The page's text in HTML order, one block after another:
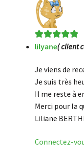
Note5sur 5
lilyane( client
Je viens de
Je suis très
Il me reste à
Merci pour la
Liliane
Connectez-